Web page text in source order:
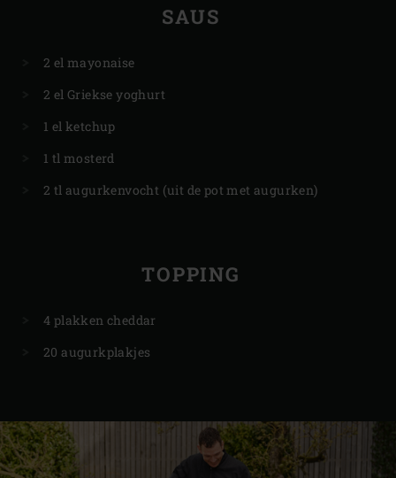
SAUS
2 el mayonaise
2 el Griekse yoghurt
1 el ketchup
1 tl mosterd
2 tl augurkenvocht (uit de pot met augurken)
TOPPING
4 plakken cheddar
20 augurkplakjes